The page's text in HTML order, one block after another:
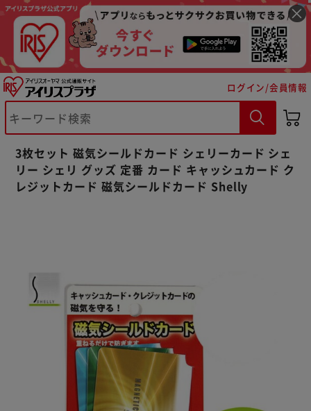
ログイン/会員情報
3枚セット 磁気シールドカード シェリーカード シェ
リー シェリ グッズ 定番 カード キャッシュカード ク
レジットカード 磁気シールドカード Shelly
※ご確認ください
カートに入れる 購入手続きへ